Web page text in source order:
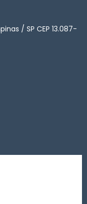
/ SP CEP 13.087-